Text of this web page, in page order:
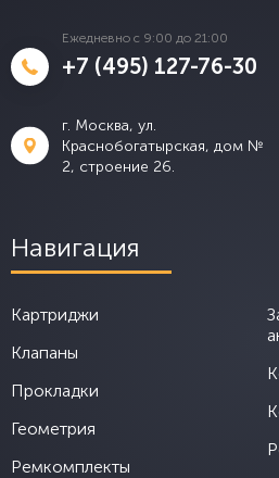
Ежедневно с 9:00 до 21:00
+7 (495) 127-76-30
г. Москва, ул.
Краснобогатырская, дом №
2, строение 26.
Навигация
Картриджи
Клапаны
Прокладки
Геометрия
Ремкомплекты